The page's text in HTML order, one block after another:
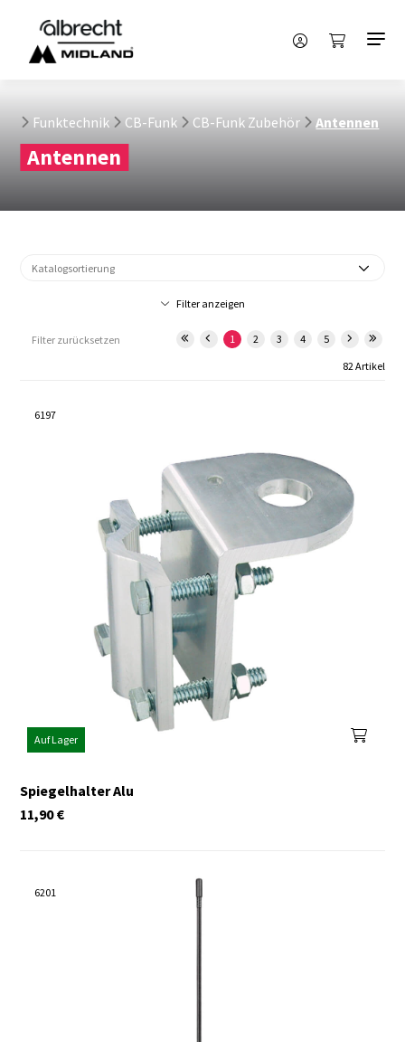
Funktechnik CB-Funk CB-Funk Zubehör Antennen
Antennen
Filter anzeigen
Filter zurücksetzen 1 2 3 4
5
82 Artikel
6197
Auf Lager
Spiegelhalter Alu
€
11,90
6201